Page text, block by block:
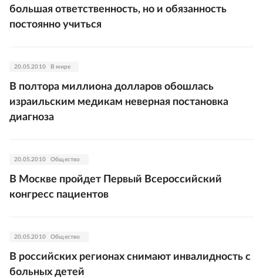
большая ответственность, но и обязанность
постоянно учиться
20.05.2010 В мире
В полтора миллиона долларов обошлась
израильским медикам неверная постановка
диагноза
20.05.2010 Общество
В Москве пройдет Первый Всероссийский
конгресс пациентов
20.05.2010 Общество
В российских регионах снимают инвалидность с
больных детей